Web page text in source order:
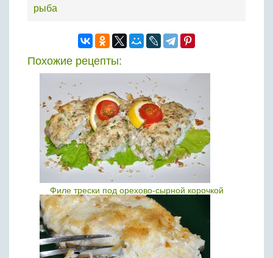
рыба
Похожие рецепты:
Филе трески под орехово-сырной корочкой